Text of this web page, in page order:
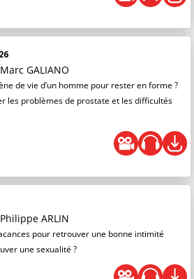
GALIANO
de vie d’un homme pour rester en forme ?
les problèmes de prostate et les difficultés
ARLIN
pour retrouver une bonne intimité
une sexualité ?